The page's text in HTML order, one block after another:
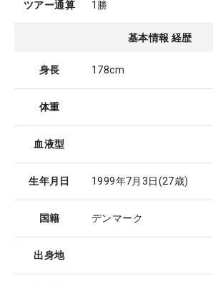
ツアー通算 1勝
基本情報 経歴
身長 178cm
体重
血液型
生年月日 1999年7月3日(27歳)
国籍 デンマーク
出身地